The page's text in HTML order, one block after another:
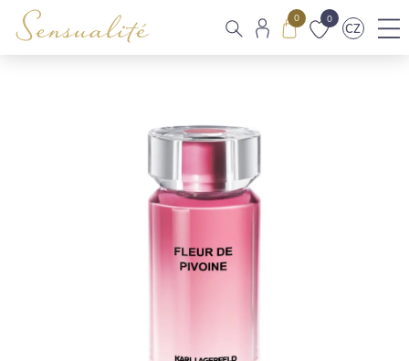
0 0
CZ